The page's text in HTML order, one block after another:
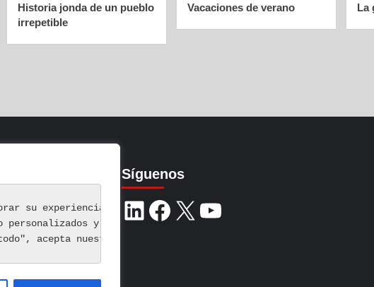
su experiencia de navegación,
personalizados y analizar nuestro tráfico.
acepta nuestro uso de cookies.
Historia jonda de un pueblo
irrepetible
Vacaciones de verano La
Síguenos